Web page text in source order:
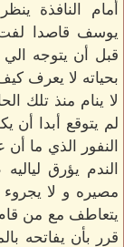
أمام النافذة
يوسف قاصدا لفت
قبل أن يتوجه
بحياته لا يعرف
لا ينام منذ تلك
لم يتوقع أبدا
النفور الذي ما
الندم يؤرق
مصيره و لا
يتعاطف مع من قام
قرر بأن يفاتحه